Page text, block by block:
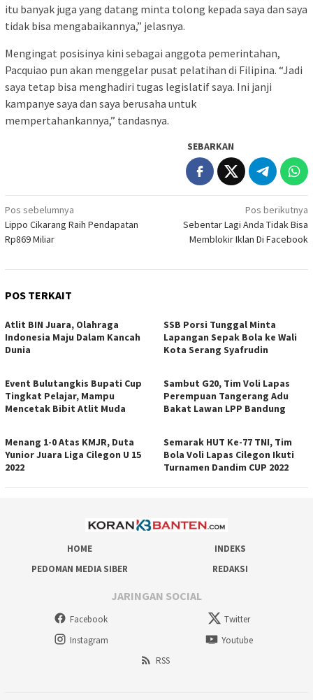
itu banyak juga yang datang minta tolong kepada saya dan saya
tidak bisa mengabaikannya,” jelasnya.
Mengingat posisinya kini sebagai anggota pemerintahan,
Pacquiao pun akan menggelar pusat pelatihan di Filipina. “Jadi
saya tetap bisa menghadiri tugas legislatif saya. Ini janji
kampanye saya dan saya berusaha untuk
mempertahankannya,” tandasnya.
SEBARKAN
Navigasi
pos
Pos sebelumnya
Lippo Cikarang Raih Pendapatan
Rp869 Miliar
Pos berikutnya
Sebentar Lagi Anda Tidak Bisa
Memblokir Iklan Di Facebook
POS TERKAIT
Atlit BIN Juara, Olahraga
Indonesia Maju Dalam Kancah
Dunia
SSB Porsi Tunggal Minta
Lapangan Sepak Bola ke Wali
Kota Serang Syafrudin
Event Bulutangkis Bupati Cup
Tingkat Pelajar, Mampu
Mencetak Bibit Atlit Muda
Sambut G20, Tim Voli Lapas
Perempuan Tangerang Adu
Bakat Lawan LPP Bandung
Menang 1-0 Atas KMJR, Duta
Yunior Juara Liga Cilegon U 15
2022
Semarak HUT Ke-77 TNI, Tim
Bola Voli Lapas Cilegon Ikuti
Turnamen Dandim CUP 2022
HOME
INDEKS
PEDOMAN MEDIA SIBER
REDAKSI
JARINGAN SOCIAL
Facebook
Twitter
Instagram
Youtube
RSS